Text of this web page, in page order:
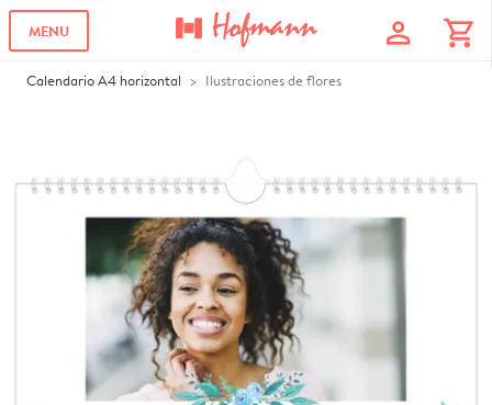
MENU profile shopping_cart
Calendario A4 horizontal Ilustraciones de flores